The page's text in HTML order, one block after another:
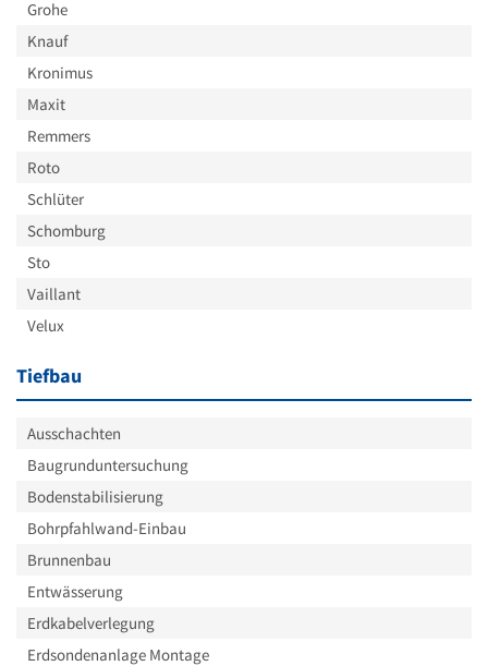
Grohe
Knauf
Kronimus
Maxit
Remmers
Roto
Schlüter
Schomburg
Sto
Vaillant
Velux
Tiefbau
Ausschachten
Baugrunduntersuchung
Bodenstabilisierung
Bohrpfahlwand-Einbau
Brunnenbau
Entwässerung
Erdkabelverlegung
Erdsondenanlage Montage